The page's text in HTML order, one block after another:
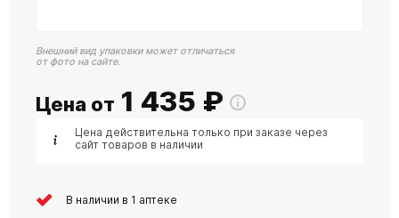
Внешний вид упаковки может отличаться
от фото на сайте.
Цена от 1 435 ₽
Цена действительна только при заказе через
сайт товаров в наличии
В наличии в 1 аптеке